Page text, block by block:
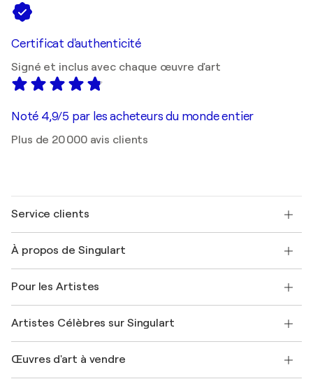
Certificat d'authenticité
Signé et inclus avec chaque œuvre d'art
Noté 4,9/5 par les acheteurs du monde entier
Plus de 20 000 avis clients
Service clients
Expédition
Offrir une carte cadeau
Rejoignez notre programme commercial
Mon compte
+33 1 76 44 06 42
À propos de Singulart
FAQ
Magazine Singulart
Emplois
Découvrez une sélection d'art original
Pour les Artistes
Se connecter en tant qu'Artiste
Artistes Célèbres sur Singulart
Marc Chagall
Œuvres d'art à vendre